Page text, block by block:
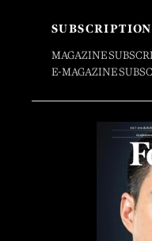
SUBSCRIPTION
MAGAZINE
E-MAGAZINE